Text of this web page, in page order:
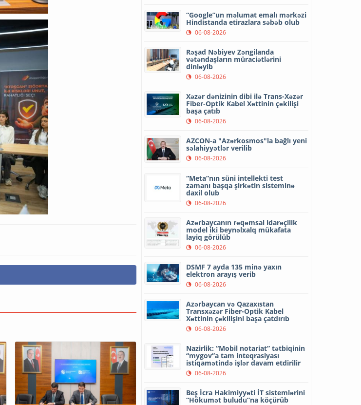
“Google”un məlumat emalı mərkəzi
Hindistanda etirazlara səbəb olub
06-08-2026
Rəşad Nəbiyev Zəngilanda
vətəndaşların müraciətlərini
dinləyib
06-08-2026
Xəzər dənizinin dibi ilə Trans-Xəzər
Fiber-Optik Kabel Xəttinin çəkilişi
başa çatıb
06-08-2026
AZCON-a "Azərkosmos"la bağlı yeni
səlahiyyətlər verilib
06-08-2026
“Meta”nın süni intellekti test
zamanı başqa şirkətin sisteminə
daxil olub
06-08-2026
Azərbaycanın rəqəmsal idarəçilik
model iki beynəlxalq mükafata
layiq görülüb
06-08-2026
DSMF 7 ayda 135 minə yaxın
elektron arayış verib
06-08-2026
Azərbaycan və Qazaxıstan
Transxəzər Fiber-Optik Kabel
Xəttinin çəkilişini başa çatdırıb
06-08-2026
Nazirlik: “Mobil notariat” tətbiqinin
“mygov”a tam inteqrasiyası
istiqamətində işlər davam etdirilir
06-08-2026
Beş İcra Hakimiyyəti İT sistemlərini
“Hökumət buludu”na köçürüb